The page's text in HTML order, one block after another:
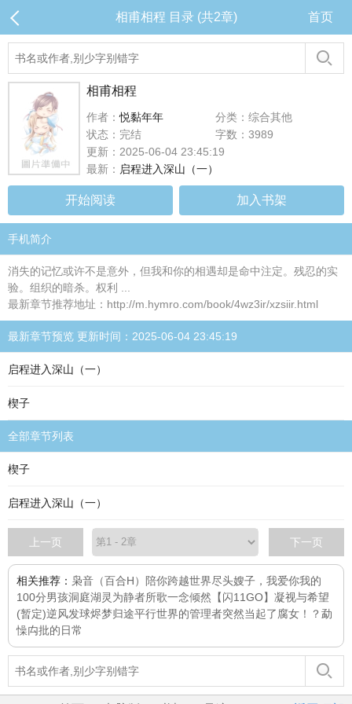
相甫相程 目录 (共2章) 首页
相甫相程
作者：悦黏年年
分类：综合其他
状态：完结
字数：3989
更新：2025-06-04 23:45:19
最新： 启程进入深山（一）
开始阅读 加入书架
手机简介
消失的记忆或许不是意外，但我和你的相遇却是命中注定。残忍的实
验。组织的暗杀。权利 ...
最新章节推荐地址：http://m.hymro.com/book/4wz3ir/xzsiir.html
最新章节预览 更新时间：2025-06-04 23:45:19
启程进入深山（一）
楔子
全部章节列表
楔子
启程进入深山（一）
上一页 下一页
相关推荐： 枭音（百合H） 陪你跨越世界尽头嫂子，我爱你我的
100分男孩洞庭湖灵为静者所歌一念倾然 【闪11GO】凝视与希望
(暂定)逆风发球烬梦归途平行世界的管理者突然当起了腐女！？勐
懆禸批的日常